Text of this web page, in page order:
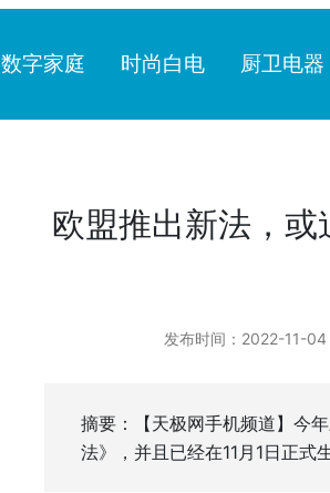
数字家庭 时尚白电 厨卫电器
欧盟推出新法，
发布时间：2022-11-
摘要：【天极网手机频道】今
法》，并且已经在11月1日正式